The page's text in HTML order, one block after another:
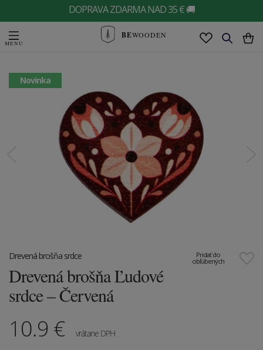
DOPRAVA ZDARMA NAD 35 € 🚚
BEWOODEN
Novinka
Pridať do
obľúbených
Drevená brošňa srdce
Drevená brošňa Ľudové
srdce – Červená
10.9 € vrátane DPH